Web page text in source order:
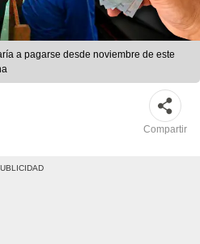
a pagarse desde noviembre de este
Compartir